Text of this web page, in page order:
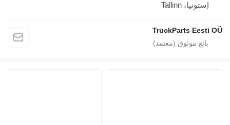
إستونيا، Tallinn
TruckParts Eesti